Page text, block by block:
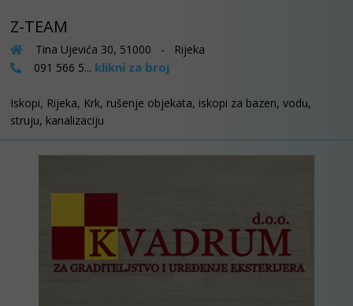
Z-TEAM
Tina Ujevića 30, 51000 - Rijeka
091 566 5... klikni za broj
Iskopi, Rijeka, Krk, rušenje objekata, iskopi za bazen, vodu,
struju, kanalizaciju